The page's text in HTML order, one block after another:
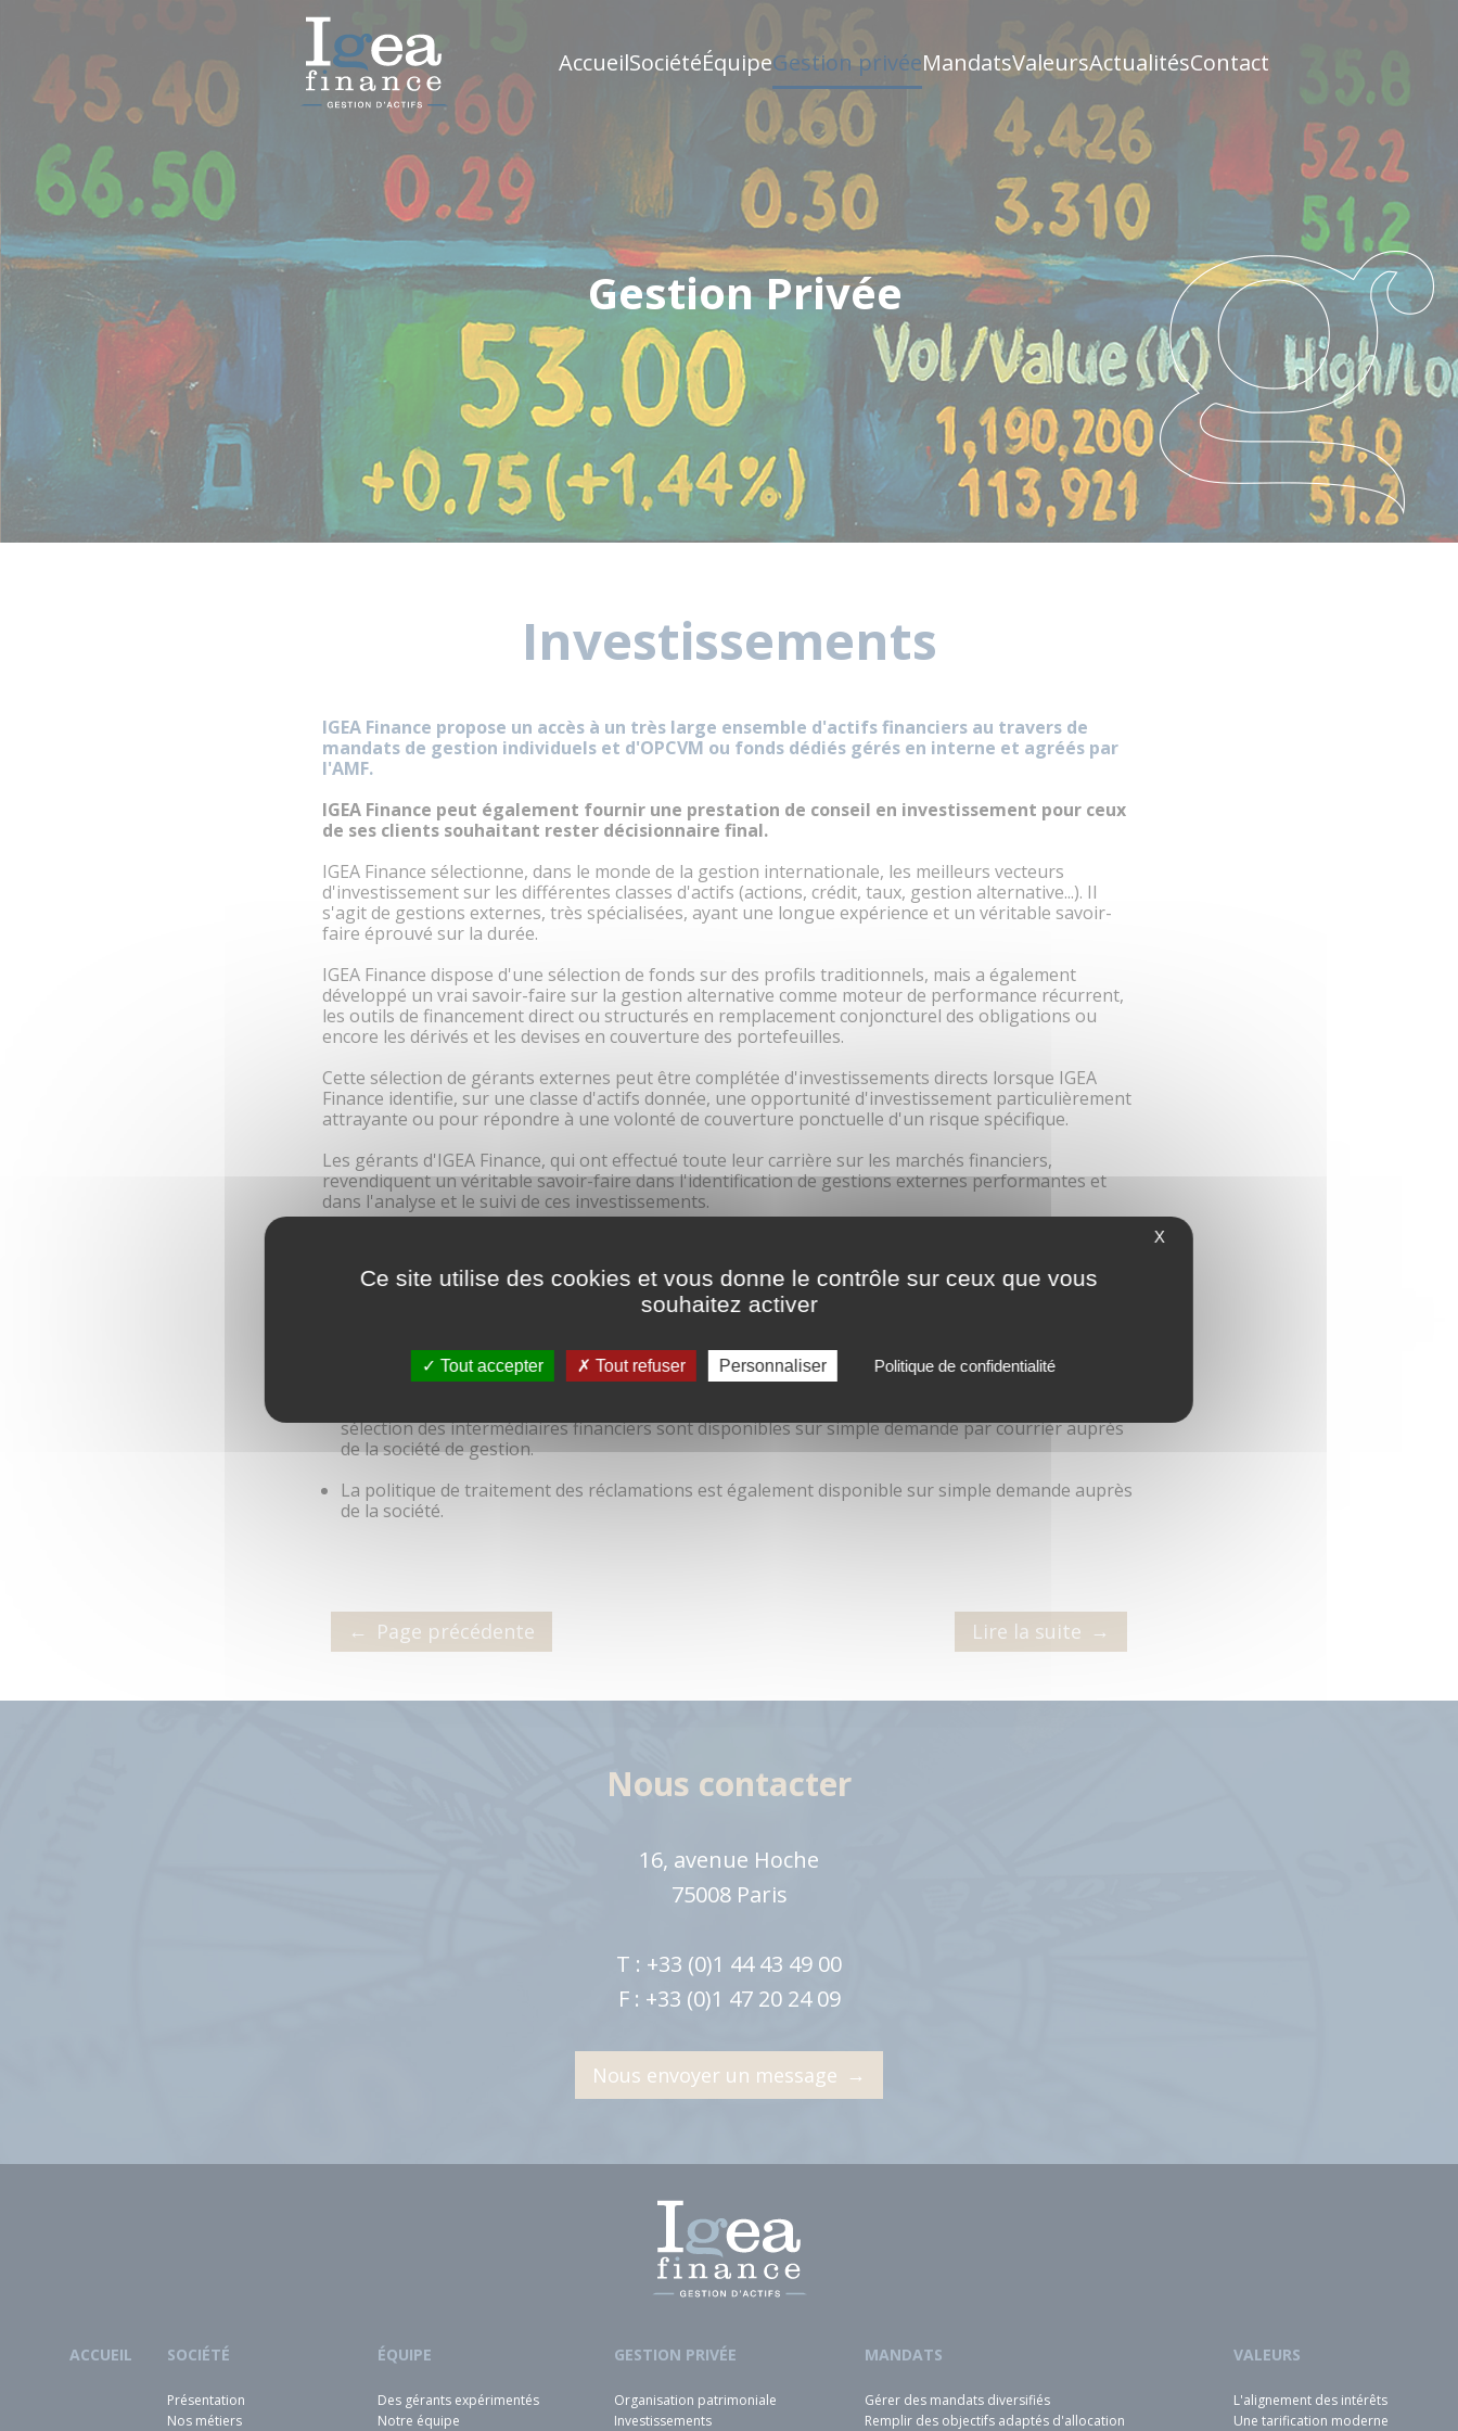
AccueilSociétéÉquipeGestion privéeMandatsValeursActualitésContact
Gestion Privée
Investissements
IGEA Finance propose un accès à un très large ensemble d'actifs financiers au travers de
mandats de gestion individuels et d'OPCVM ou fonds dédiés gérés en interne et agréés par
l'AMF.
IGEA Finance peut également fournir une prestation de conseil en investissement pour ceux
de ses clients souhaitant rester décisionnaire final.
IGEA Finance sélectionne, dans le monde de la gestion internationale, les meilleurs vecteurs
d'investissement sur les différentes classes d'actifs (actions, crédit, taux, gestion alternative...). Il
s'agit de gestions externes, très spécialisées, ayant une longue expérience et un véritable savoir-
faire éprouvé sur la durée.
IGEA Finance dispose d'une sélection de fonds sur des profils traditionnels, mais a également
développé un vrai savoir-faire sur la gestion alternative comme moteur de performance récurrent,
les outils de financement direct ou structurés en remplacement conjoncturel des obligations ou
encore les dérivés et les devises en couverture des portefeuilles.
Cette sélection de gérants externes peut être complétée d'investissements directs lorsque IGEA
Finance identifie, sur une classe d'actifs donnée, une opportunité d'investissement particulièrement
attrayante ou pour répondre à une volonté de couverture ponctuelle d'un risque spécifique.
Les gérants d'IGEA Finance, qui ont effectué toute leur carrière sur les marchés financiers,
revendiquent un véritable savoir-faire dans l'identification de gestions externes performantes et
dans l'analyse et le suivi de ces investissements.
Information règlementaire :
sélection des intermédiaires financiers sont disponibles sur simple demande par courrier auprès
de la société de gestion.
La politique de traitement des réclamations est également disponible sur simple demande auprès
de la société.
← Page précédente Lire la suite →
Nous contacter
16, avenue Hoche
75008 Paris
T : +33 (0)1 44 43 49 00
F : +33 (0)1 47 20 24 09
Nous envoyer un message →
ACCUEIL SOCIÉTÉ
Présentation
Nos métiers
ÉQUIPE
Des gérants expérimentés
Notre équipe
GESTION PRIVÉE
Organisation patrimoniale
Investissements
MANDATS
Gérer des mandats diversifiés
Remplir des objectifs adaptés d'allocation
VALEURS
L'alignement des intérêts
Une tarification moderne
X
Ce site utilise des cookies et vous donne le contrôle sur ceux que vous
souhaitez activer
Tout accepter Tout refuser Personnaliser Politique de confidentialité